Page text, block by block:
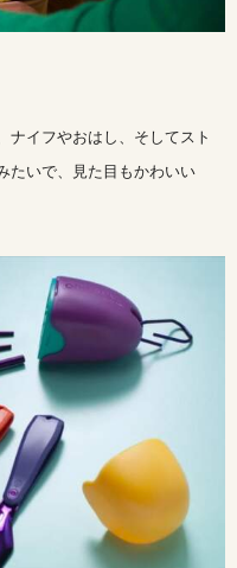
ナイフやおはし、そしてスト
たいで、見た目もかわいい